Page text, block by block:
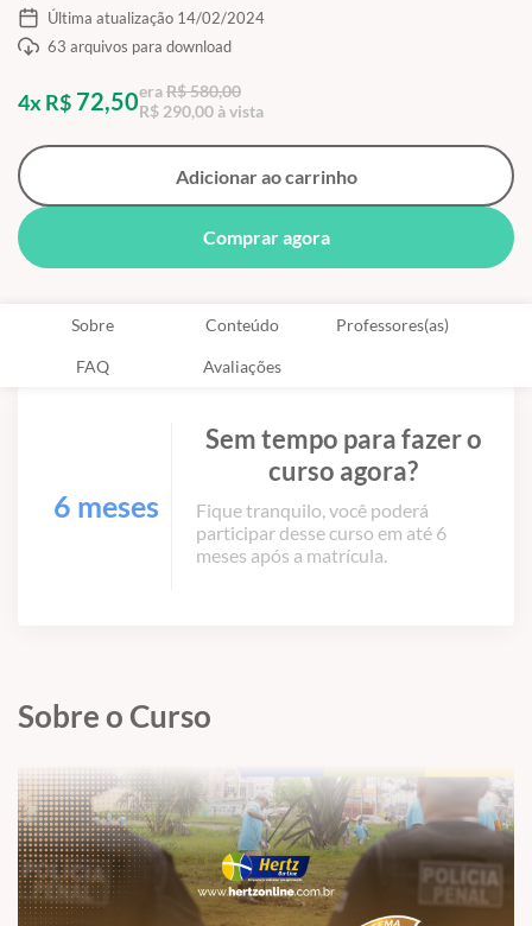
Última atualização 14/02/2024
63 arquivos para download
4x R$ 72,50eraR$ 580,00
R$ 290,00 à vista
Adicionar ao carrinho
Comprar agora
Sobre Conteúdo Professores(as)
FAQ Avaliações
6 meses
Sem tempo para fazer o
curso agora?
Fique tranquilo, você poderá
participar desse curso em até 6
meses após a matrícula.
Sobre o Curso